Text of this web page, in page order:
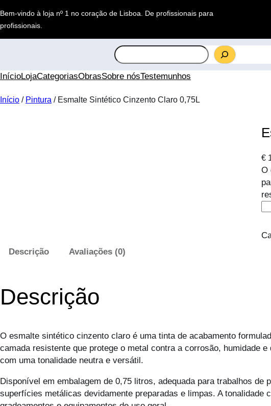
para
o
conteúdo
Bem-vindo à loja nº 1 no coração de Lisboa. De profissionais para
profissionais
S
e
a
c
InícioLojaCategoriasObrasSobre nósTestemunhos
Início / Pintura / Esmalte Sintético Cinzento Claro 0,75L
€
O
a
e
E
m
a
Descrição
Avaliações (0)
Descrição
O esmalte sintético cinzento claro é uma tinta de acabamento
camada resistente que protege o metal contra a corrosão, humidade
com uma tonalidade neutra e versátil.
Disponível em embalagem de 0,75 litros, adequada para trabalhos
superfícies metálicas devidamente preparadas e limpas. A